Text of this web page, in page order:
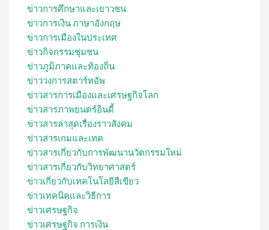
ข่าวการศึกษาและเยาวชน
ข่าวการเงิน ภาษาอังกฤษ
ข่าวการเมืองในประเทศ
ข่าวกิจกรรมชุมชน
ข่าวภูมิภาคและท้องถิ่น
ข่าววงการสตาร์ทอัพ
ข่าวสารการเมืองและเศรษฐกิจโลก
ข่าวสารภาพยนตร์อินดี้
ข่าวสารล่าสุดเรื่องราวสังคม
ข่าวสารเกมและเทค
ข่าวสารเกี่ยวกับการพัฒนานวัตกรรมใหม่
ข่าวสารเกี่ยวกับวิทยาศาสตร์
ข่าวเกี่ยวกับเทคโนโลยีสีเขียว
ข่าวเทคนิคและวิธีการ
ข่าวเศรษฐกิจ
ข่าวเศรษฐกิจ การเงิน